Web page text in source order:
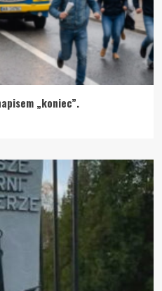
„koniec”.